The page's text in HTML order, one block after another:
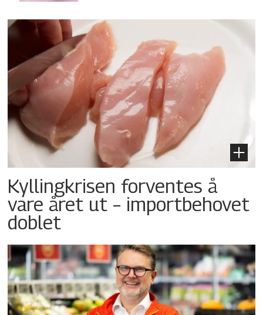
Kyllingkrisen forventes å
vare året ut – importbehovet
doblet